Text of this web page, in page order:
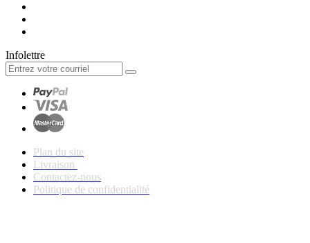
Infolettre
Plan du site
Livraison
Contactez-nous
Politique de confidentialité